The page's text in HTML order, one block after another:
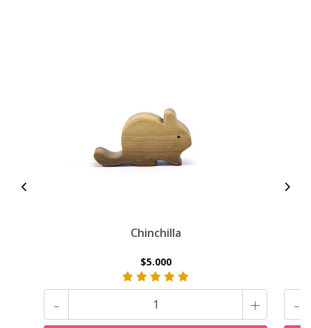
Chinchilla
$5.000
- + -